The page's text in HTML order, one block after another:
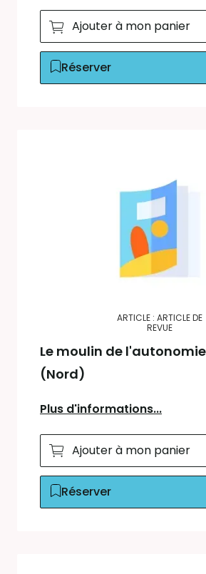
Ajouter à mon panier
Réserver
ARTICLE : ARTICLE DE
REVUE
Le moulin de
(Nord)
Plus d'informations...
Ajouter à mon panier
Réserver